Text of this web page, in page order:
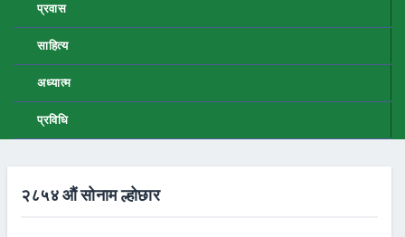
प्रवास
साहित्य
अध्यात्म
प्रविधि
२८५४ औं सोनाम ल्होछार